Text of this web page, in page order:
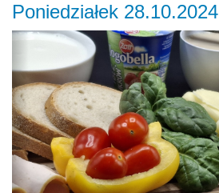
Poniedziałek 28.10.2024
Previous